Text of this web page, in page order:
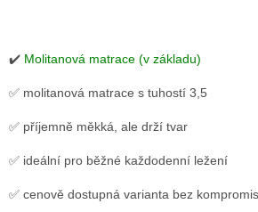
✔️ Molitanová matrace (v základu)
✅ molitanová matrace s tuhostí 3,5
✅ příjemně měkká, ale drží tvar
✅ ideální pro běžné každodenní ležení
✅ cenově dostupná varianta bez